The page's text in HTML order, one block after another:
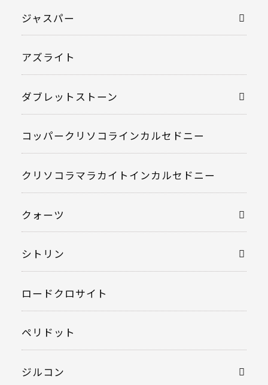
ジャスパー
アズライト
ダブレットストーン
コッパークリソコラインカルセドニー
クリソコラマラカイトインカルセドニー
クォーツ
シトリン
ロードクロサイト
ペリドット
ジルコン